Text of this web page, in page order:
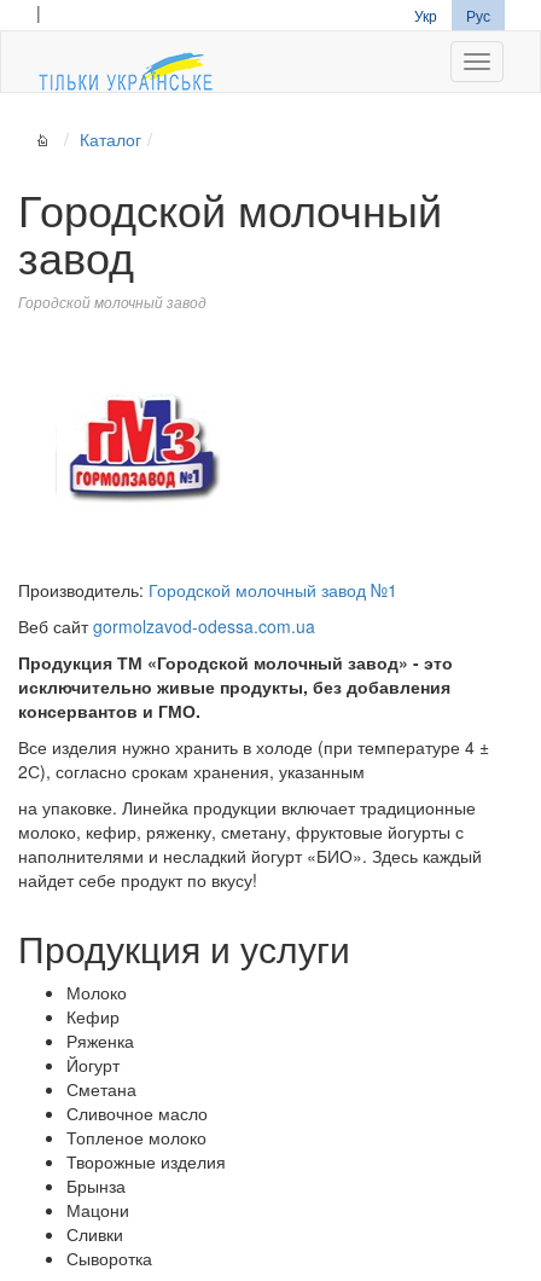
| Укр Рус
Каталог
Городской молочный
завод
Городской молочный завод
Производитель: Городской молочный завод №1
Веб сайтgormolzavod-odessa.com.ua
Продукция ТМ «Городской молочный завод» - это
исключительно живые продукты, без добавления
консервантов и ГМО.
Все изделия нужно хранить в холоде (при температуре 4 ±
2С), согласно срокам хранения, указанным
на упаковке. Линейка продукции включает традиционные
молоко, кефир, ряженку, сметану, фруктовые йогурты с
наполнителями и несладкий йогурт «БИО». Здесь каждый
найдет себе продукт по вкусу!
Продукция и услуги
Молоко
Кефир
Ряженка
Йогурт
Сметана
Сливочное масло
Топленое молоко
Творожные изделия
Брынза
Мацони
Сливки
Сыворотка